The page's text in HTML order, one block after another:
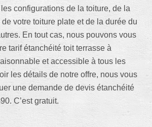
configurations de la toiture, de la
votre toiture plate et de la durée du
En tout cas, nous pouvons vous
tarif étanchéité toit terrasse à
et accessible à tous les
les détails de notre offre, nous vous
une demande de devis étanchéité
C’est gratuit.